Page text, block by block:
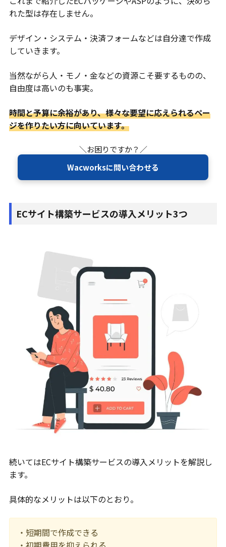
れた型は存在しません。
デザイン・システム・決済フォームなどは自分達で作成
していきます。
当然ながら人・モノ・金などの資源こそ要するものの、
自由度は高いのも事実。
時間と予算に余裕があり、様々な要望に応えられるペー
ジを作りたい方に向いています。
＼お困りですか？／
Wacworksに問い合わせる
ECサイト構築サービスの導入メリット3つ
続いてはECサイト構築サービスの導入メリットを解説し
ます。
具体的なメリットは以下のとおり。
・短期間で作成できる